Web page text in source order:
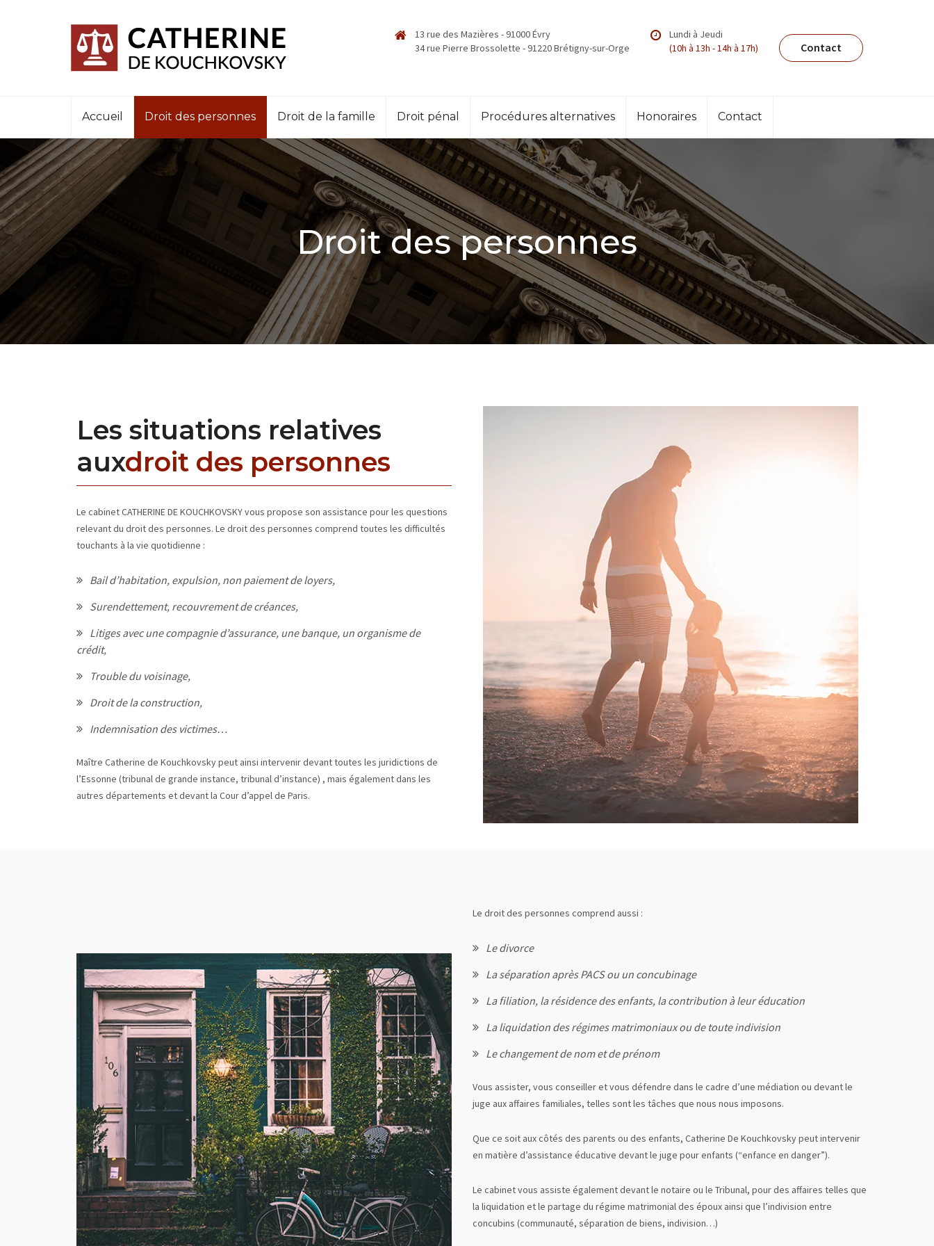
13 rue des Mazières - 91000 Évry
34 rue Pierre Brossolette - 91220 Brétigny-sur-Orge
Lundi à Jeudi
(10h à 13h - 14h à 17h)
Contact
Accueil Droit des personnes Droit de la famille Droit pénal Procédures alternatives Honoraires Contact
Droit des personnes
Les situations relatives
auxdroit des personnes
Le cabinet CATHERINE DE KOUCHKOVSKY vous propose son assistance pour les questions
relevant du droit des personnes. Le droit des personnes comprend toutes les difficultés
touchants à la vie quotidienne :
Bail d’habitation, expulsion, non paiement de loyers,
Surendettement, recouvrement de créances,
Litiges avec une compagnie d’assurance, une banque, un organisme de
crédit,
Trouble du voisinage,
Droit de la construction,
Indemnisation des victimes…
Maître Catherine de Kouchkovsky peut ainsi intervenir devant toutes les juridictions de
l’Essonne (tribunal de grande instance, tribunal d’instance) , mais également dans les
autres départements et devant la Cour d’appel de Paris.
Le droit des personnes comprend aussi :
Le divorce
La séparation après PACS ou un concubinage
La filiation, la résidence des enfants, la contribution à leur éducation
La liquidation des régimes matrimoniaux ou de toute indivision
Le changement de nom et de prénom
Vous assister, vous conseiller et vous défendre dans le cadre d’une médiation ou devant le
juge aux affaires familiales, telles sont les tâches que nous nous imposons.
Que ce soit aux côtés des parents ou des enfants, Catherine De Kouchkovsky peut intervenir
en matière d’assistance éducative devant le juge pour enfants (“enfance en danger”).
Le cabinet vous assiste également devant le notaire ou le Tribunal, pour des affaires telles que
la liquidation et le partage du régime matrimonial des époux ainsi que l’indivision entre
concubins (communauté, séparation de biens, indivision…)